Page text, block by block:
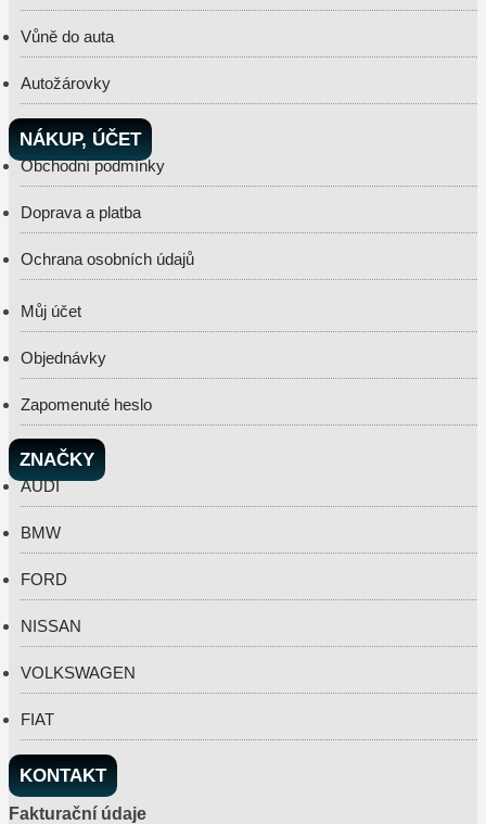
Vůně do auta
Autožárovky
NÁKUP, ÚČET
Obchodní podmínky
Doprava a platba
Ochrana osobních údajů
Můj účet
Objednávky
Zapomenuté heslo
ZNAČKY
AUDI
BMW
FORD
NISSAN
VOLKSWAGEN
FIAT
KONTAKT
Fakturační údaje